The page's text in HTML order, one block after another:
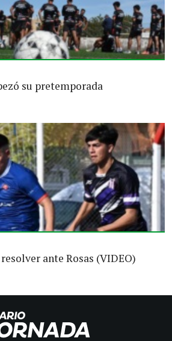
su pretemporada
ante Rosas (VIDEO)